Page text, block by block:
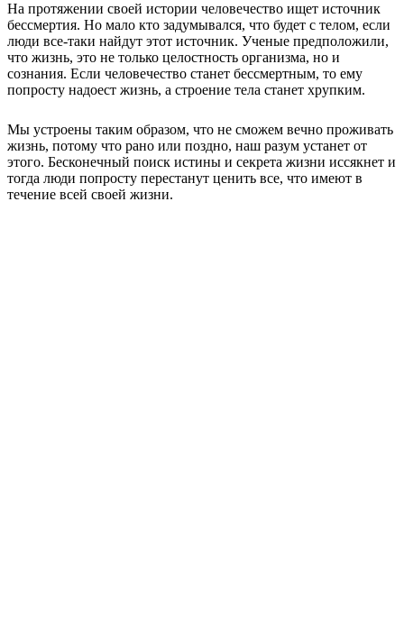
На протяжении своей истории человечество ищет источник
бессмертия. Но мало кто задумывался, что будет с телом, если
люди все-таки найдут этот источник. Ученые предположили,
что жизнь, это не только целостность организма, но и
сознания. Если человечество станет бессмертным, то ему
попросту надоест жизнь, а строение тела станет хрупким.
Мы устроены таким образом, что не сможем вечно проживать
жизнь, потому что рано или поздно, наш разум устанет от
этого. Бесконечный поиск истины и секрета жизни иссякнет и
тогда люди попросту перестанут ценить все, что имеют в
течение всей своей жизни.